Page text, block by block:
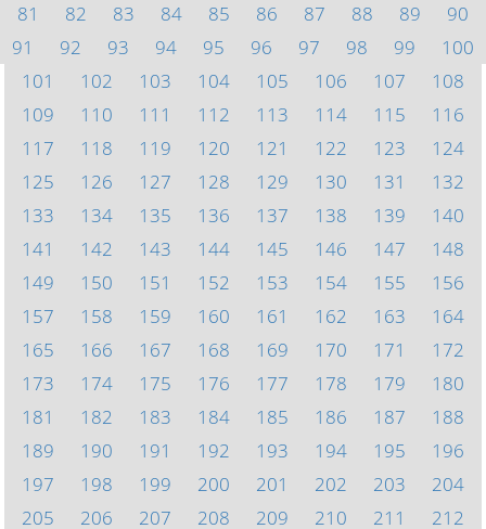
81
82 83 84 85 86 87 88 89
90
91
92 93 94 95 96 97 98 99
100
101
102 103 104 105 106 107
108
109
110 111 112 113 114 115
116
117
118 119 120 121 122 123
124
125
126 127 128 129 130 131
132
133
134 135 136 137 138 139
140
141
142 143 144 145 146 147
148
149
150 151 152 153 154 155
156
157
158 159 160 161 162 163
164
165
166 167 168 169 170 171
172
173
174 175 176 177 178 179
180
181
182 183 184 185 186 187
188
189
190 191 192 193 194 195
196
197
198 199 200 201 202 203
204
205
206 207 208 209 210 211 212